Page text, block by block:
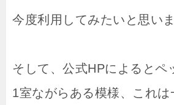
今度利用してみたいと思いま
そして、公式HPによるとペ
1室ながらある模様、これは